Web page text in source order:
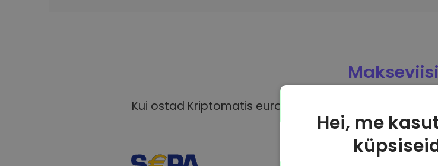
Kui ostad Kriptomatis eurodega, on sul juurdepääs
Hei, me